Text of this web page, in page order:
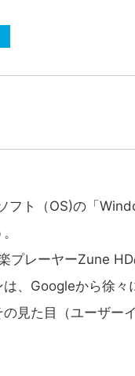
フト（OS)の「
レーヤーZune
、Googleから徐々
見た目（ユーザー